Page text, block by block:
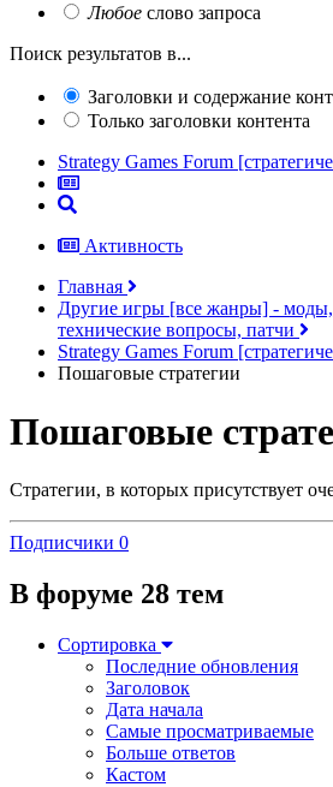
Любое слово запроса
Поиск результатов в...
Заголовки и содержание
Только заголовки контента
Strategy Games Forum
Активность
Главная
Другие игры [все жанры] -
технические вопросы, патчи
Strategy Games Forum
Пошаговые стратегии
Пошаговые
Стратегии, в которых присутствует
Подписчики 0
В форуме 28 тем
Сортировка
Последние обновления
Заголовок
Дата начала
Самые просматриваемые
Больше ответов
Кастом